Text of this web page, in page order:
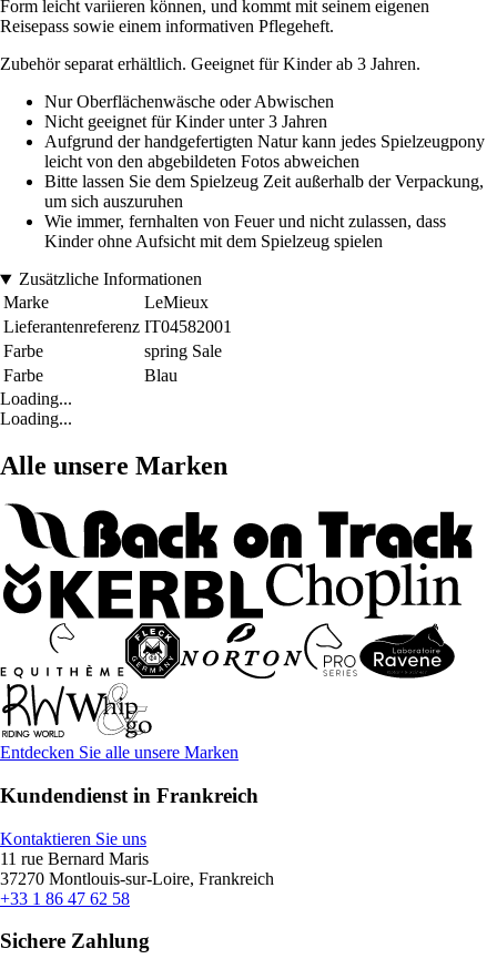
Form leicht variieren können, und kommt mit seinem eigenen
Reisepass sowie einem informativen Pflegeheft.
Zubehör separat erhältlich. Geeignet für Kinder ab 3 Jahren.
Nur Oberflächenwäsche oder Abwischen
Nicht geeignet für Kinder unter 3 Jahren
Aufgrund der handgefertigten Natur kann jedes Spielzeugpony
leicht von den abgebildeten Fotos abweichen
Bitte lassen Sie dem Spielzeug Zeit außerhalb der Verpackung,
um sich auszuruhen
Wie immer, fernhalten von Feuer und nicht zulassen, dass
Kinder ohne Aufsicht mit dem Spielzeug spielen
Zusätzliche Informationen
Marke
LeMieux
Lieferantenreferenz IT04582001
Farbe
spring Sale
Farbe
Blau
Loading...
Loading...
Alle unsere Marken
Entdecken Sie alle unsere Marken
Kundendienst in Frankreich
Kontaktieren Sie uns
11 rue Bernard Maris
37270 Montlouis-sur-Loire, Frankreich
+33 1 86 47 62 58
Sichere Zahlung